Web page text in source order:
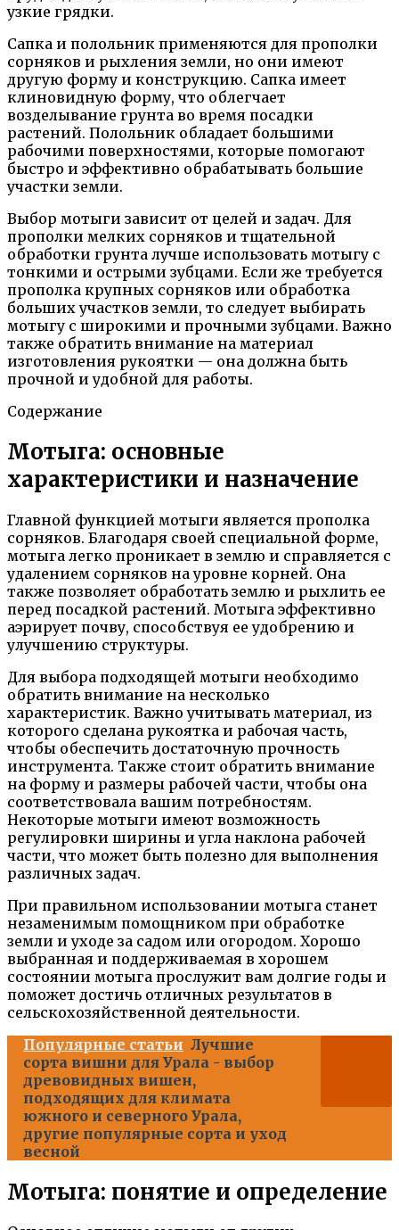
узкие грядки.
Сапка и полольник применяются для прополки
сорняков и рыхления земли, но они имеют
другую форму и конструкцию. Сапка имеет
клиновидную форму, что облегчает
возделывание грунта во время посадки
растений. Полольник обладает большими
рабочими поверхностями, которые помогают
быстро и эффективно обрабатывать большие
участки земли.
Выбор мотыги зависит от целей и задач. Для
прополки мелких сорняков и тщательной
обработки грунта лучше использовать мотыгу с
тонкими и острыми зубцами. Если же требуется
прополка крупных сорняков или обработка
больших участков земли, то следует выбирать
мотыгу с широкими и прочными зубцами. Важно
также обратить внимание на материал
изготовления рукоятки — она должна быть
прочной и удобной для работы.
Содержание
Мотыга: основные
характеристики и назначение
Главной функцией мотыги является прополка
сорняков. Благодаря своей специальной форме,
мотыга легко проникает в землю и справляется с
удалением сорняков на уровне корней. Она
также позволяет обработать землю и рыхлить ее
перед посадкой растений. Мотыга эффективно
аэрирует почву, способствуя ее удобрению и
улучшению структуры.
Для выбора подходящей мотыги необходимо
обратить внимание на несколько
характеристик. Важно учитывать материал, из
которого сделана рукоятка и рабочая часть,
чтобы обеспечить достаточную прочность
инструмента. Также стоит обратить внимание
на форму и размеры рабочей части, чтобы она
соответствовала вашим потребностям.
Некоторые мотыги имеют возможность
регулировки ширины и угла наклона рабочей
части, что может быть полезно для выполнения
различных задач.
При правильном использовании мотыга станет
незаменимым помощником при обработке
земли и уходе за садом или огородом. Хорошо
выбранная и поддерживаемая в хорошем
состоянии мотыга прослужит вам долгие годы и
поможет достичь отличных результатов в
сельскохозяйственной деятельности.
Популярные статьи Лучшие
сорта вишни для Урала - выбор
древовидных вишен,
подходящих для климата
южного и северного Урала,
другие популярные сорта и уход
весной
Мотыга: понятие и определение